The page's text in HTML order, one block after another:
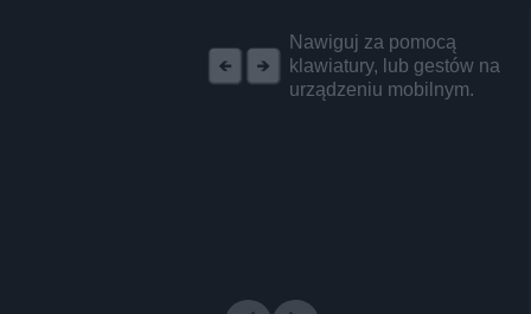
Nawiguj za pomocą
klawiatury, lub gestów na
urządzeniu mobilnym.